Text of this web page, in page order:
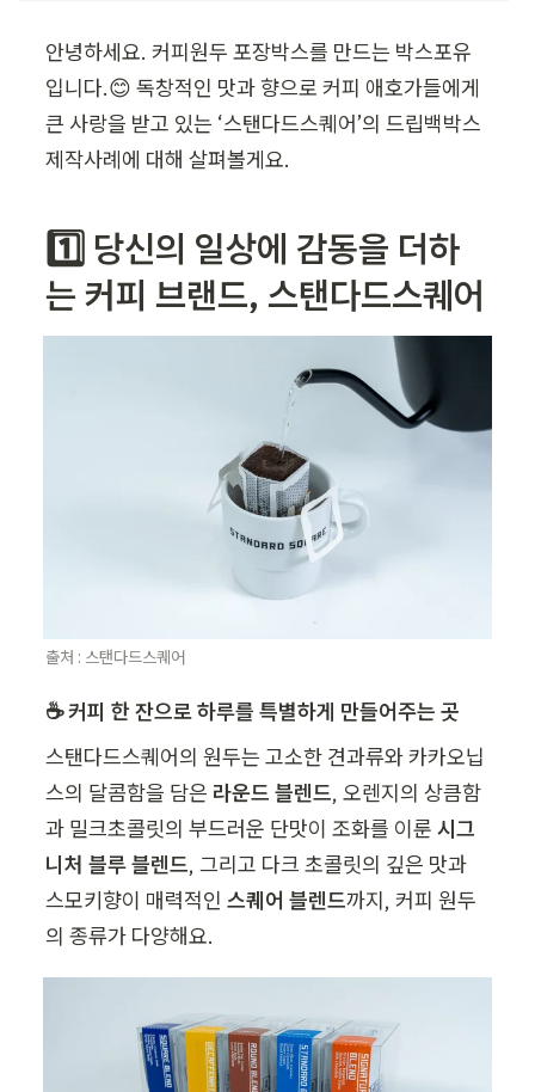
안녕하세요. 커피원두 포장박스를 만드는 박스포유
입니다.😊 독창적인 맛과 향으로 커피 애호가들에게
큰 사랑을 받고 있는 ‘스탠다드스퀘어’의 드립백박스
제작사례에 대해 살펴볼게요.
1️⃣ 당신의 일상에 감동을 더하
출처 : 스탠다드스퀘어
☕ 커피 한 잔으로 하루를 특별하게 만들어주는 곳
스탠다드스퀘어의 원두는 고소한 견과류와 카카오닙
스의 달콤함을 담은 라운드 블렌드, 오렌지의 상큼함
과 밀크초콜릿의 부드러운 단맛이 조화를 이룬 시그
니처 블루 블렌드, 그리고 다크 초콜릿의 깊은 맛과
스모키향이 매력적인 스퀘어 블렌드까지, 커피 원두
의 종류가 다양해요.